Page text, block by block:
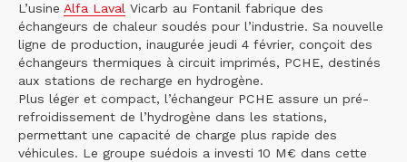
L’usine Alfa Laval Vicarb au Fontanil fabrique des
échangeurs de chaleur soudés pour l’industrie. Sa nouvelle
ligne de production, inaugurée jeudi 4 février, conçoit des
échangeurs thermiques à circuit imprimés, PCHE, destinés
aux stations de recharge en hydrogène.
Plus léger et compact, l’échangeur PCHE assure un pré-
refroidissement de l’hydrogène dans les stations,
permettant une capacité de charge plus rapide des
véhicules. Le groupe suédois a investi 10 M€ dans cette